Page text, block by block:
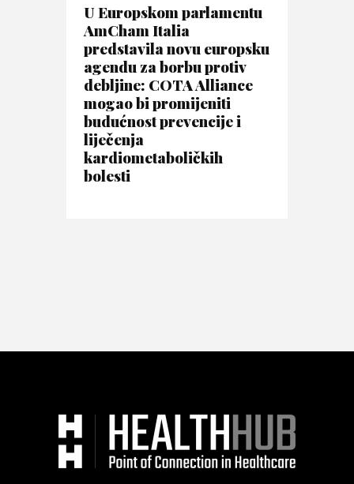
U Europskom parlamentu
AmCham Italia
predstavila novu europsku
agendu za borbu protiv
debljine: COTA Alliance
mogao bi promijeniti
budućnost prevencije i
liječenja
kardiometaboličkih
bolesti